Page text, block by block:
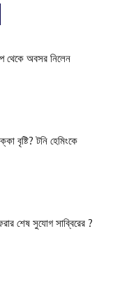
থেকে অবসর নিলেন
বৃষ্টি? টনি হেমিংকে
শেষ সুযোগ সাব্বিরের ?